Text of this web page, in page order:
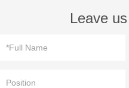
Leave